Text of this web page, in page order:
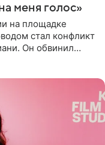
меня голос»
на площадке
стал конфликт
Он обвинил